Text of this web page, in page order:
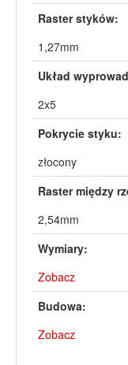
Raster styków:
1,27mm
Układ
2x5
Pokrycie styku:
złocony
Raster między
2,54mm
Wymiary:
Zobacz
Budowa:
Zobacz